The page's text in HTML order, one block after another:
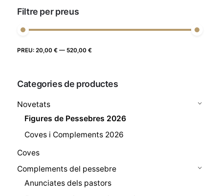
Filtre per preus
Preu
Preu
PREU: 20,00 € — 520,00 €
Categories de productes
Novetats
Figures de Pessebres 2026
Coves i Complements 2026
Coves
Complements del pessebre
Anunciates dels pastors